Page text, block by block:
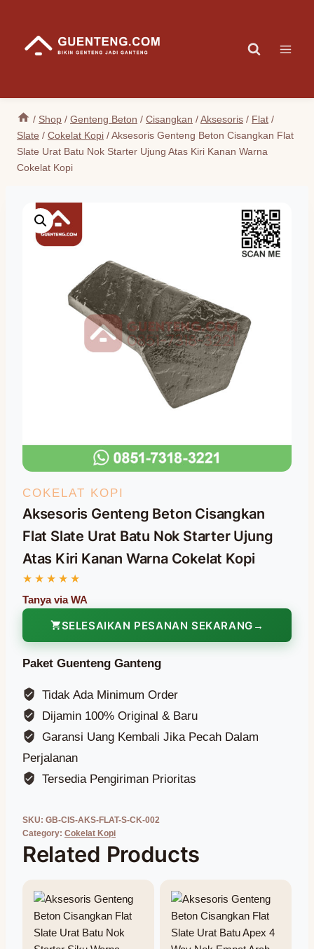
content
/ Shop / Genteng Beton / Cisangkan /Aksesoris / Flat /
Slate / Cokelat Kopi /Aksesoris Genteng Beton Cisangkan Flat
Slate Urat Batu Nok Starter Ujung Atas Kiri Kanan Warna
Cokelat Kopi
COKELAT KOPI
Aksesoris Genteng Beton Cisangkan
Flat Slate Urat Batu Nok Starter Ujung
Atas Kiri Kanan Warna Cokelat Kopi
SELESAIKAN PESANAN SEKARANG
Paket Guenteng Ganteng
Tidak Ada Minimum Order
Dijamin 100% Original & Baru
Garansi Uang Kembali Jika Pecah Dalam
Perjalanan
Tersedia Pengiriman Prioritas
SKU: GB-CIS-AKS-FLAT-S-CK-002
Category: Cokelat Kopi
Related Products